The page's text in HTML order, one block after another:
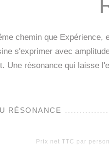
chemin que Expérience,
s'exprimer avec
Une résonance qui laisse
RÉSONANCE
Prix net TTC par